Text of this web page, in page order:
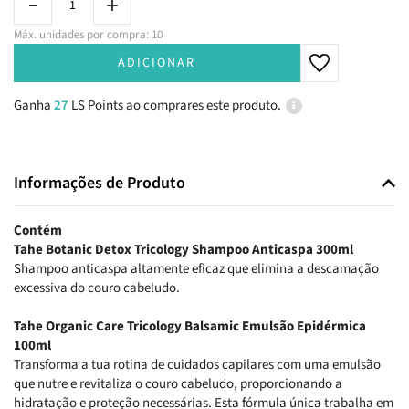
Máx. unidades por compra: 10
ADICIONAR
Ganha27 LS Points ao comprares este produto.
Informações de Produto
Contém
Tahe Botanic Detox Tricology Shampoo Anticaspa 300ml
Shampoo anticaspa altamente eficaz que elimina a descamação
excessiva do couro cabeludo.
Tahe Organic Care Tricology Balsamic Emulsão Epidérmica
100ml
Transforma a tua rotina de cuidados capilares com uma emulsão
que nutre e revitaliza o couro cabeludo, proporcionando a
hidratação e proteção necessárias. Esta fórmula única trabalha em